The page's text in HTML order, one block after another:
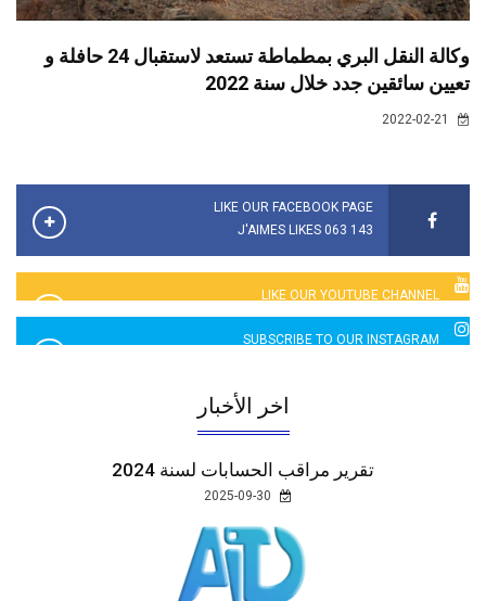
وكالة النقل البري بمطماطة تستعد لاستقبال 24 حافلة و
تعيين سائقين جدد خلال سنة 2022
LIKE OUR FACEBOOK PAGE
143 063 J'AIMES LIKES
LIKE OUR YOUTUBE CHANNEL
2760 LIKES
SUBSCRIBE TO OUR INSTAGRAM
اخر الأخبار
تقرير مراقب الحسابات لسنة 2024